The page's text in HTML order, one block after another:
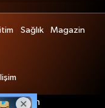
Sağlık
Magazin